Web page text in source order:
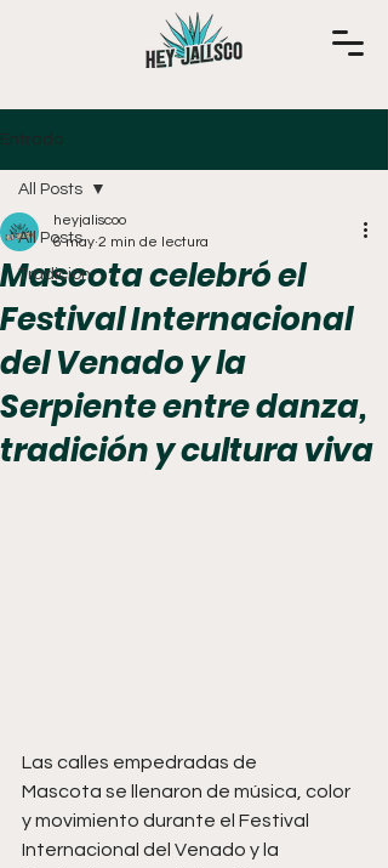
Entrada
All Posts
Tradición
All Posts
Mascota celebró el
Festival Internacional
del Venado y la
Serpiente entre danza,
tradición y cultura viva
heyjaliscoo
6 may 2 min de lectura
Las calles empedradas de
Mascota se llenaron de música, color
y movimiento durante el Festival
Internacional del Venado y la